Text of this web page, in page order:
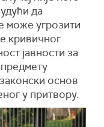
да
може угрозити
кривичног
јавности за
основ
у притвору.